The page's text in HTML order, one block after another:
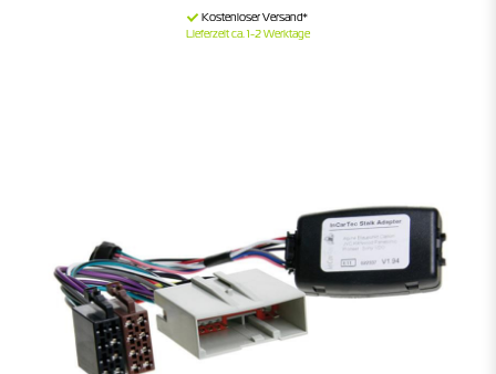
Lieferzeit ca. 1-2 Werktage